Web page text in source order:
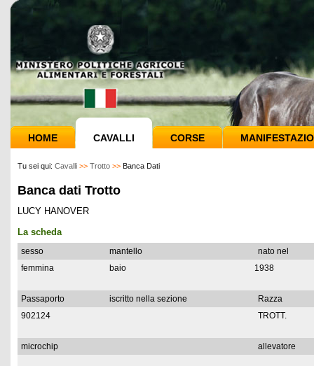
HOME CAVALLI CORSE
Tu sei qui: Cavalli >> Trotto >> Banca Dati
Banca dati Trotto
LUCY HANOVER
La scheda
sesso mantello
nato nel
femmina
baio 1938
Passaporto iscritto nella sezione
Razza
902124
TROTT.
microchip allevatore